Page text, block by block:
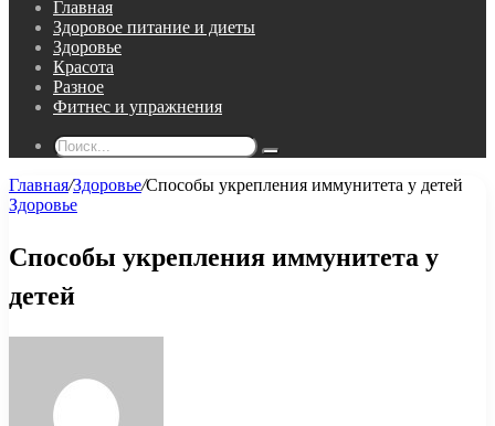
Главная
Здоровое питание и диеты
Здоровье
Красота
Разное
Фитнес и упражнения
Поиск...
Главная/Здоровье/Способы укрепления иммунитета у детей
Здоровье
Способы укрепления иммунитета у
детей